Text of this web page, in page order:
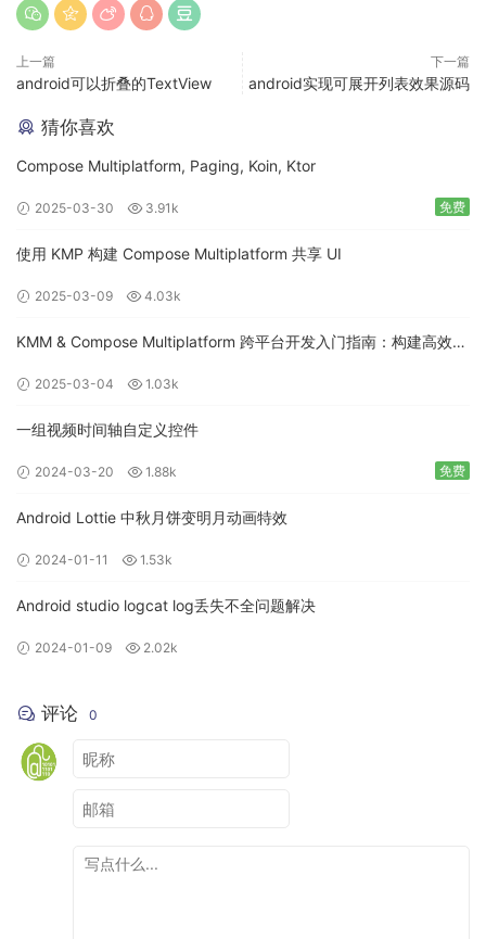
上一篇
android可以折叠的TextView
下一篇
android实现可展开列表效果源码
猜你喜欢
Compose Multiplatform, Paging, Koin, Ktor
2025-03-30 3.91k 免费
使用 KMP 构建 Compose Multiplatform 共享 UI
2025-03-09 4.03k
KMM & Compose Multiplatform 跨平台开发入门指南：构建高效的
2025-03-04 1.03k
一组视频时间轴自定义控件
2024-03-20 1.88k 免费
Android Lottie 中秋月饼变明月动画特效
2024-01-11 1.53k
Android studio logcat log丢失不全问题解决
2024-01-09 2.02k
评论 0